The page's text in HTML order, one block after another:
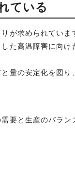
ている
が求められていま
た高温障害に向け
量の安定化を図り
要と生産のバラン